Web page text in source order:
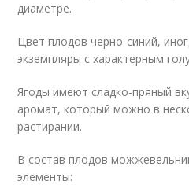
диаметре.
Цвет плодов черно-синий,
экземпляры с характерным
Ягоды имеют сладко-пряный
аромат, который можно в
растирании.
В состав плодов
элементы: